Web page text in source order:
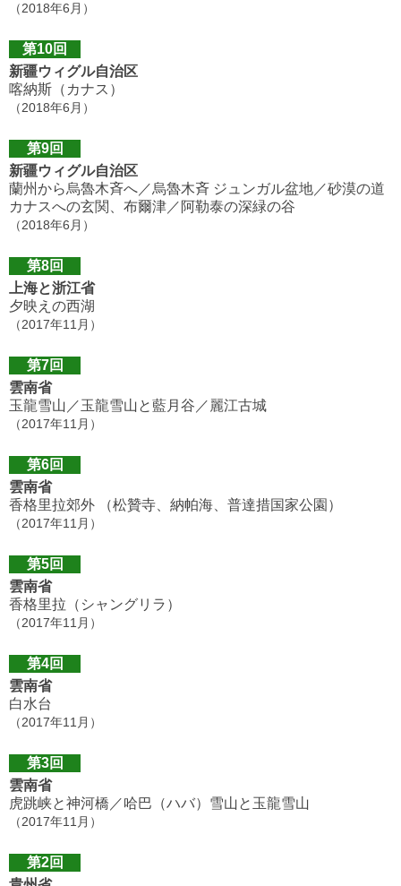
（2018年6月）
第10回
新疆ウィグル自治区
喀納斯（カナス）
（2018年6月）
第9回
新疆ウィグル自治区
蘭州から烏魯木斉へ／烏魯木斉 ジュンガル盆地／砂漠の道
カナスへの玄関、布爾津／阿勒泰の深緑の谷
（2018年6月）
第8回
上海と浙江省
夕映えの西湖
（2017年11月）
第7回
雲南省
玉龍雪山／玉龍雪山と藍月谷／麗江古城
（2017年11月）
第6回
雲南省
香格里拉郊外 （松贊寺、納帕海、普達措国家公園）
（2017年11月）
第5回
雲南省
香格里拉（シャングリラ）
（2017年11月）
第4回
雲南省
白水台
（2017年11月）
第3回
雲南省
虎跳峡と神河橋／哈巴（ハバ）雪山と玉龍雪山
（2017年11月）
第2回